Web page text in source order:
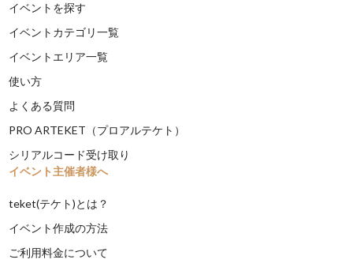
イベントを探す
イベントカテゴリ一覧
イベントエリア一覧
使い方
よくある質問
PRO ARTEKET（プロアルテケト）
シリアルコード受け取り
イベント主催者様へ
teket(テケト)とは？
イベント作成の方法
ご利用料金について